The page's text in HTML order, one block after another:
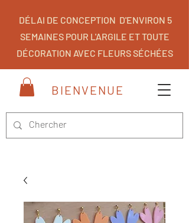
BIENVENUE
DÉLAI DE CONCEPTION D'ENVIRON 5
SEMAINES POUR L'ARGILE ET TOUTE
DÉCORATION AVEC FLEURS SÉCHÉES